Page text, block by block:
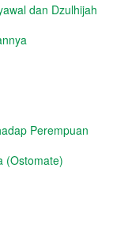
dan Dzulhijah
Perempuan
(Ostomate)